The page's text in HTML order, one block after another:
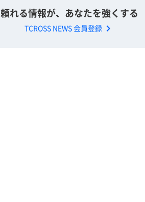
頼れる情報が、あなたを強くする
TCROSS NEWS 会員登録 chevron_right